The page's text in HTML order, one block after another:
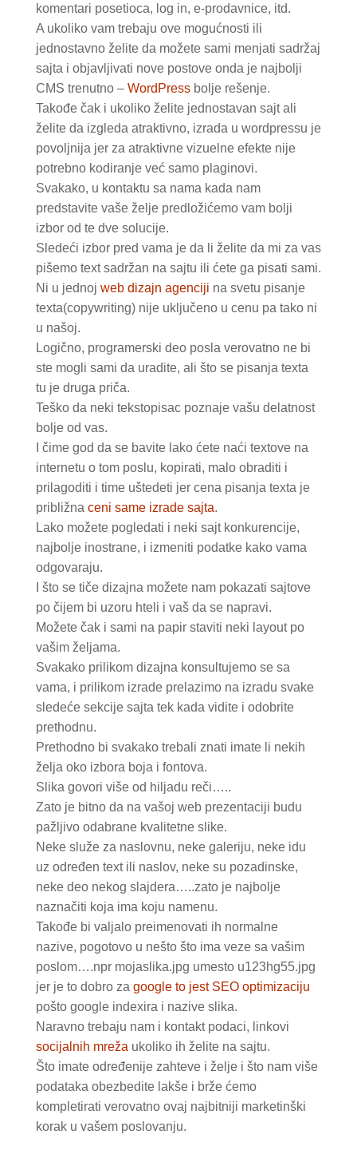
komentari posetioca, log in, e-prodavnice, itd.
A ukoliko vam trebaju ove mogućnosti ili
jednostavno želite da možete sami menjati sadržaj
sajta i objavljivati nove postove onda je najbolji
CMS trenutno – WordPressbolje rešenje.
Takođe čak i ukoliko želite jednostavan sajt ali
želite da izgleda atraktivno, izrada u wordpressu je
povoljnija jer za atraktivne vizuelne efekte nije
potrebno kodiranje već samo plaginovi.
Svakako, u kontaktu sa nama kada nam
predstavite vaše želje predložićemo vam bolji
izbor od te dve solucije.
Sledeći izbor pred vama je da li želite da mi za vas
pišemo text sadržan na sajtu ili ćete ga pisati sami.
Ni u jednoj web dizajn agenciji na svetu pisanje
texta(copywriting) nije uključeno u cenu pa tako ni
u našoj.
Logično, programerski deo posla verovatno ne bi
ste mogli sami da uradite, ali što se pisanja texta
tu je druga priča.
Teško da neki tekstopisac poznaje vašu delatnost
bolje od vas.
I čime god da se bavite lako ćete naći textove na
internetu o tom poslu, kopirati, malo obraditi i
prilagoditi i time uštedeti jer cena pisanja texta je
približna ceni same izrade sajta.
Lako možete pogledati i neki sajt konkurencije,
najbolje inostrane, i izmeniti podatke kako vama
odgovaraju.
I što se tiče dizajna možete nam pokazati sajtove
po čijem bi uzoru hteli i vaš da se napravi.
Možete čak i sami na papir staviti neki layout po
vašim željama.
Svakako prilikom dizajna konsultujemo se sa
vama, i prilikom izrade prelazimo na izradu svake
sledeće sekcije sajta tek kada vidite i odobrite
prethodnu.
Prethodno bi svakako trebali znati imate li nekih
želja oko izbora boja i fontova.
Slika govori više od hiljadu reči…..
Zato je bitno da na vašoj web prezentaciji budu
pažljivo odabrane kvalitetne slike.
Neke služe za naslovnu, neke galeriju, neke idu
uz određen text ili naslov, neke su pozadinske,
neke deo nekog slajdera…..zato je najbolje
naznačiti koja ima koju namenu.
Takođe bi valjalo preimenovati ih normalne
nazive, pogotovo u nešto što ima veze sa vašim
poslom….npr mojaslika.jpg umesto u123hg55.jpg
jer je to dobro za google to jest SEO optimizaciju
pošto google indexira i nazive slika.
Naravno trebaju nam i kontakt podaci, linkovi
socijalnih mreža ukoliko ih želite na sajtu.
Što imate određenije zahteve i želje i što nam više
podataka obezbedite lakše i brže ćemo
kompletirati verovatno ovaj najbitniji marketinški
korak u vašem poslovanju.